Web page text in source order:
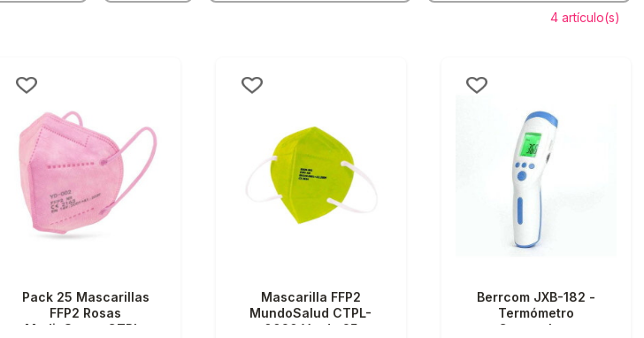
4 artículo(s)
Pack 25 Mascarillas
FFP2 Rosas
MediaSanex CTPL-
Mascarilla FFP2
MundoSalud CTPL-
0020 Verde 25
Berrcom JXB-182 -
Termómetro
Contactless